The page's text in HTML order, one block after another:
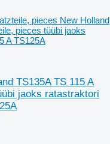
pieces New Holland
pieces tüübi jaoks
A TS125A
TS135A TS 115 A
jaoks ratastraktori